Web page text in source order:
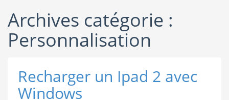
Archives catégorie :
Personnalisation
Recharger un Ipad 2 avec
Windows